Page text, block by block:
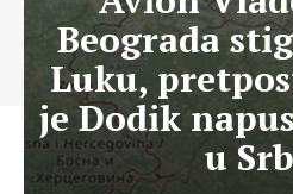
Beograda
Luku,
je Dodik
u